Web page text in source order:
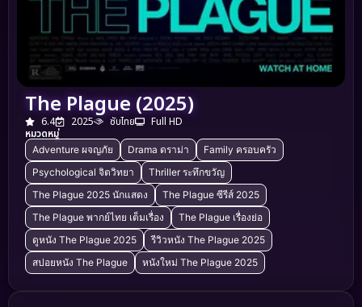
The Plague (2025)
6.4 2025 ซับไทย
Full HD
หมวดหมู่
Adventure ผจญภัย Drama ดราม่า
Family ครอบครัว
Psychological จิตวิทยา
Thriller ระทึกขวัญ
The Plague 2025 นักแสดง
The Plague ซีรีส์ 2025
The Plague พากย์ไทย เต็มเรื่อง
The Plague เรื่องย่อ
ดูหนัง The Plague 2025
รีวิวหนัง The Plague 2025
สปอยหนัง The Plague
หนังใหม่ The Plague 2025